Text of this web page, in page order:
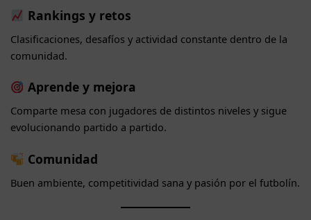
Rankings y retos
Clasificaciones, desafíos y actividad constante dentro de la
comunidad.
Aprende y mejora
Comparte mesa con jugadores de distintos niveles y sigue
evolucionando partido a partido.
Comunidad
Buen ambiente, competitividad sana y pasión por el futbolín.